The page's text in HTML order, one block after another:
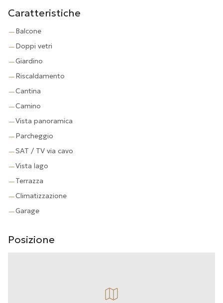
Caratteristiche
—Balcone
—Doppi vetri
—Giardino
—Riscaldamento
—Cantina
—Camino
—Vista panoramica
—Parcheggio
—SAT / TV via cavo
—Vista lago
—Terrazza
—Climatizzazione
—Garage
Posizione